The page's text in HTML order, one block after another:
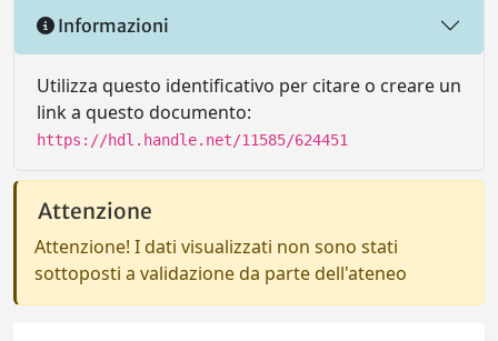
Informazioni
Utilizza questo identificativo per citare o creare un
link a questo documento:
https://hdl.handle.net/11585/624451
Attenzione
Attenzione! I dati visualizzati non sono stati
sottoposti a validazione da parte dell'ateneo